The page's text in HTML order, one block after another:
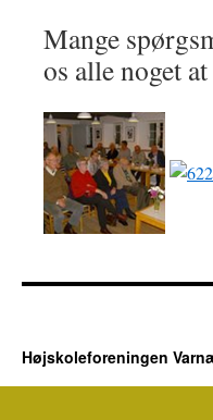
Mange
os alle noget
Højskoleforeningen